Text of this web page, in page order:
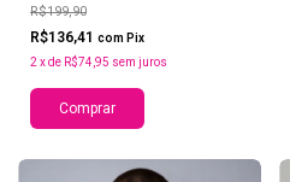
R$199,90
R$136,41 com Pix
2xde R$74,95 sem juros
Comprar